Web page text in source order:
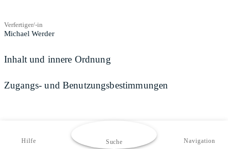
Verfertiger/-in
Michael Werder
Inhalt und innere Ordnung
Zugangs- und Benutzungsbestimmungen
Hilfe Suche Navigation